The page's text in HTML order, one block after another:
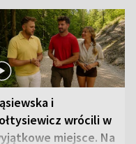
i
wrócili w
miejsce. Na